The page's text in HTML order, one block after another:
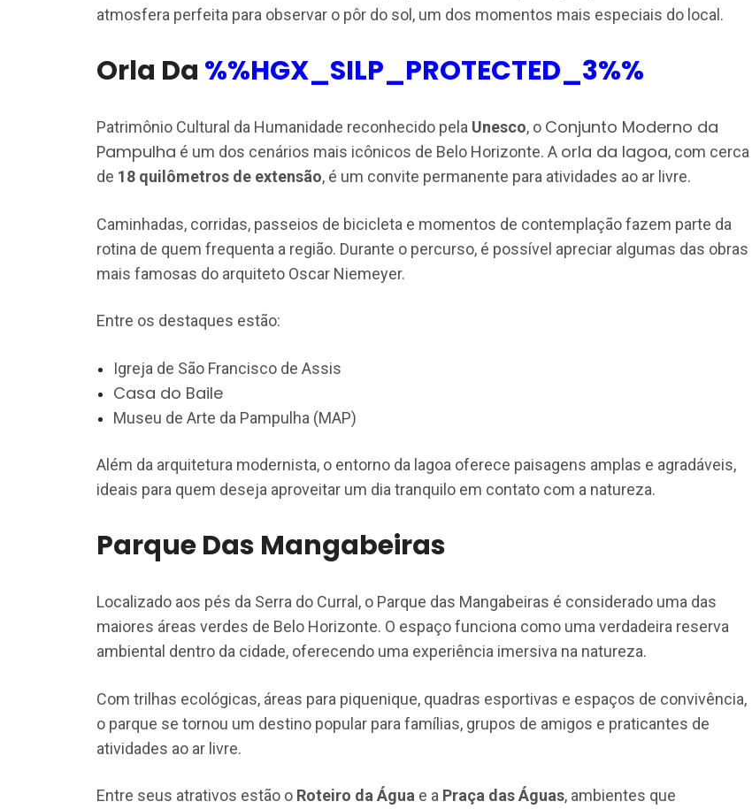
atmosfera perfeita para observar o pôr do sol, um dos momentos mais especiais do local.
Orla Da %%HGX_SILP_PROTECTED_3%%
Patrimônio Cultural da Humanidade reconhecido pela Unesco, o Conjunto Moderno da
Pampulha é um dos cenários mais icônicos de Belo Horizonte. A orla da lagoa, com cerca
de 18 quilômetros de extensão, é um convite permanente para atividades ao ar livre.
Caminhadas, corridas, passeios de bicicleta e momentos de contemplação fazem parte da
rotina de quem frequenta a região. Durante o percurso, é possível apreciar algumas das obras
mais famosas do arquiteto Oscar Niemeyer.
Entre os destaques estão:
Igreja de São Francisco de Assis
Casa do Baile
Museu de Arte da Pampulha (MAP)
Além da arquitetura modernista, o entorno da lagoa oferece paisagens amplas e agradáveis,
ideais para quem deseja aproveitar um dia tranquilo em contato com a natureza.
Parque Das Mangabeiras
Localizado aos pés da Serra do Curral, o Parque das Mangabeiras é considerado uma das
maiores áreas verdes de Belo Horizonte. O espaço funciona como uma verdadeira reserva
ambiental dentro da cidade, oferecendo uma experiência imersiva na natureza.
Com trilhas ecológicas, áreas para piquenique, quadras esportivas e espaços de convivência,
o parque se tornou um destino popular para famílias, grupos de amigos e praticantes de
atividades ao ar livre.
Entre seus atrativos estão o Roteiro da Águae a Praça das Águas, ambientes que